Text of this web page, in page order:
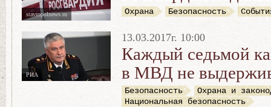
stavropolnews.ru Охрана Безопасность
РИА
13.03.2017г. 10:00
Каждый седьмой
в МВД не
Безопасность
Охрана и
Национальная безопасность